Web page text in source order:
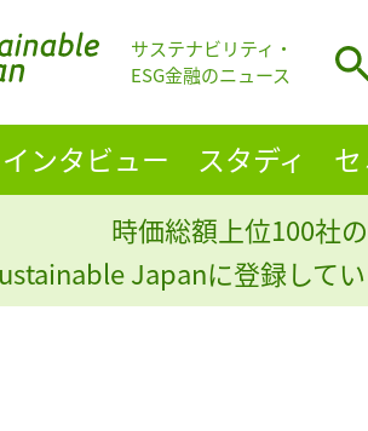
サステナビリティ・
ESG金融のニュース
インタビュー スタディ
時価総額上位100社
Japanに登録して